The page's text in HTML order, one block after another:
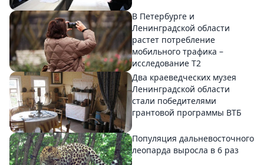
В Петербурге и
Ленинградской области
растет потребление
мобильного трафика –
исследование T2
Два краеведческих музея
Ленинградской области
стали победителями
грантовой программы ВТБ
Популяция дальневосточного
леопарда выросла в 6 раз